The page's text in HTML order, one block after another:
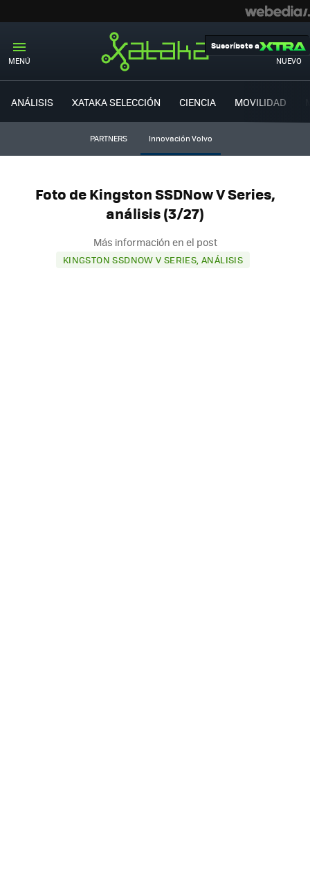
MENÚ NUEVO
Suscríbete a
ANÁLISIS XATAKA SELECCIÓN CIENCIA MOVILIDAD
PARTNERS Innovación Volvo
Foto de Kingston SSDNow V Series,
análisis (3/27)
Más información en el post
KINGSTON SSDNOW V SERIES, ANÁLISIS